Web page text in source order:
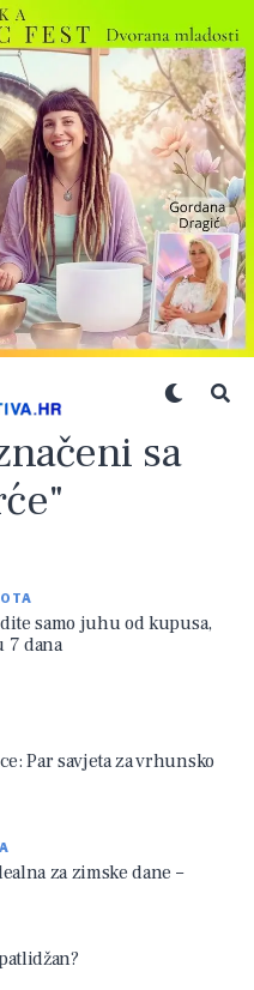
sa
samo juhu od kupusa,
7 dana
Par savjeta za vrhunsko
za zimske dane –